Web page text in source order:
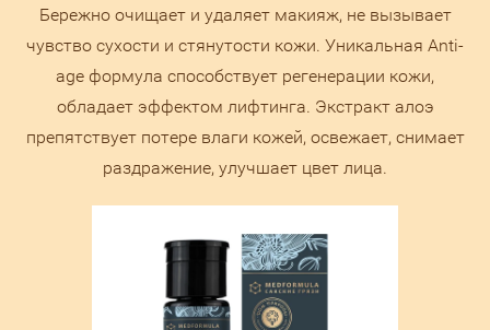
Бережно очищает и удаляет макияж, не вызывает
чувство сухости и стянутости кожи. Уникальная Anti-
age формула способствует регенерации кожи,
обладает эффектом лифтинга. Экстракт алоэ
препятствует потере влаги кожей, освежает, снимает
раздражение, улучшает цвет лица.